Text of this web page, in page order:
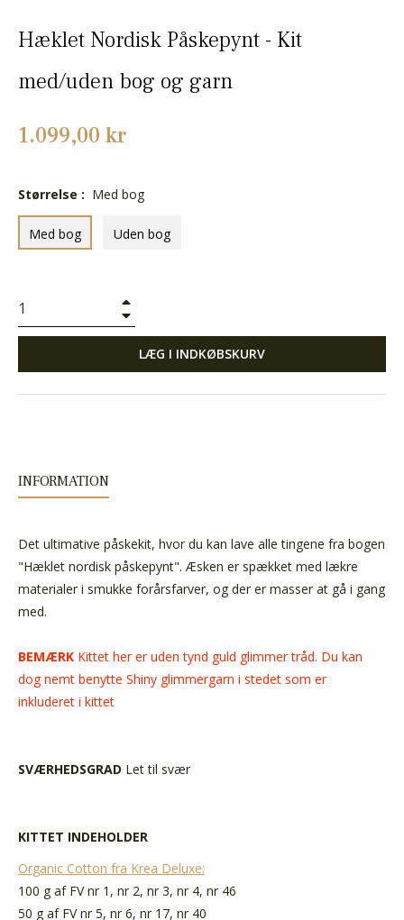
Hæklet Nordisk Påskepynt - Kit
med/uden bog og garn
Normalpris
1.099,00 kr
Størrelse : Med bog
Med bog Uden bog
LÆG I INDKØBSKURV
INFORMATION
Det ultimative påskekit, hvor du kan lave alle tingene fra bogen
"Hæklet nordisk påskepynt". Æsken er spækket med lækre
materialer i smukke forårsfarver, og der er masser at gå i gang
med.
BEMÆRK Kittet her er uden tynd guld glimmer tråd. Du kan
dog nemt benytte Shiny glimmergarn i stedet som er
inkluderet i kittet
SVÆRHEDSGRAD Let til svær
KITTET INDEHOLDER
Organic Cotton fra Krea Deluxe:
100 g af FV nr 1, nr 2, nr 3, nr 4, nr 46
50 g af FV nr 5, nr 6, nr 17, nr 40